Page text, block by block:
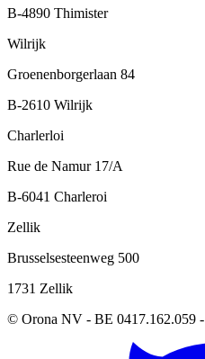
B-4890 Thimister
Wilrijk
Groenenborgerlaan 84
B-2610 Wilrijk
Charlerloi
Rue de Namur 17/A
B-6041 Charleroi
Zellik
Brusselsesteenweg 500
1731 Zellik
© Orona NV - BE 0417.162.059 -